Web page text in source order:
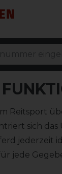
Reitsport
sich
jederzeit
jede